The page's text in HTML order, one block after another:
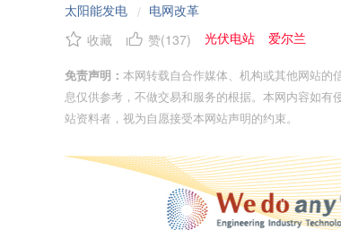
太阳能发电 / 电网改革
收藏
赞(137) 光伏电站 爱尔兰
免责声明： 本网转载自合作媒体、机构或其他网站的
息仅供参考，不做交易和服务的根据。本网内容如
站资料者，视为自愿接受本网站声明的约束。